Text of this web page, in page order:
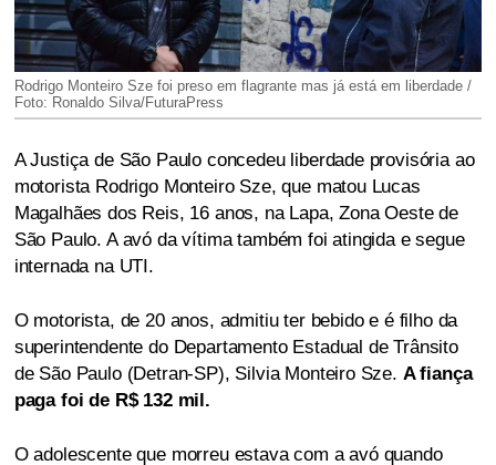
Rodrigo Monteiro Sze foi preso em flagrante mas já está em liberdade /
Foto: Ronaldo Silva/FuturaPress
A Justiça de São Paulo concedeu liberdade provisória ao
motorista Rodrigo Monteiro Sze, que matou Lucas
Magalhães dos Reis, 16 anos, na Lapa, Zona Oeste de
São Paulo. A avó da vítima também foi atingida e segue
internada na UTI.
O motorista, de 20 anos, admitiu ter bebido e é filho da
superintendente do Departamento Estadual de Trânsito
de São Paulo (Detran-SP), Silvia Monteiro Sze. A fiança
paga foi de R$ 132 mil.
O adolescente que morreu estava com a avó quando